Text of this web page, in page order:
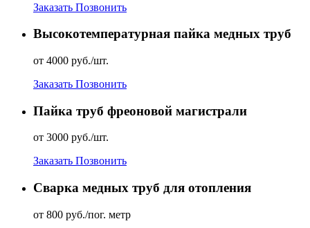
Заказать Позвонить
Высокотемпературная пайка медных труб
от 4000 руб./шт.
Заказать Позвонить
Пайка труб фреоновой магистрали
от 3000 руб./шт.
Заказать Позвонить
Сварка медных труб для отопления
от 800 руб./пог. метр